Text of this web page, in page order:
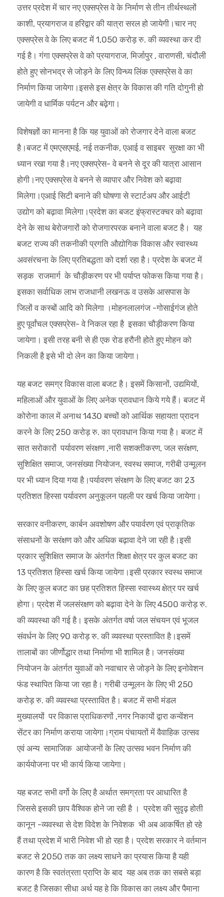
उत्तर प्रदेश में चार नए एक्सप्रेस वे के निर्माण से तीन तीर्थस्थलों
काशी, प्रयागराज व हरिद्वार की यात्रा सरल हो जायेगी।चार नए
एक्सप्रेस वे के लिए बजट में 1,050 करोड़ रु. की व्यवस्था कर दी
गई है। गंगा एक्सप्रेस वे को प्रयागराज, मिर्जापुर , वाराणसी, चंदौली
होते हुए सोनभद्र से जोड़ने के लिए विन्ध्य लिंक एक्सप्रेस वे का
निर्माण किया जायेगा।इससे इस क्षेत्र के विकास की गति दोगुनी हो
जायेगी व धार्मिक पर्यटन और बढ़ेगा।
विशेषज्ञों का मानना है कि यह युवाओं को रोजगार देने वाला बजट
है।बजट में एमएसएमई, नई तकनीक, एआई व साइबर सुरक्षा का भी
ध्यान रखा गया है।नए एक्सप्रेस- वे बनने से दूर की यात्रा आसान
होगी।नए एक्सप्रेस वे बनने से व्यापार और निवेश को बढ़ावा
मिलेगा।एआई सिटी बनाने की घोषणा से स्टार्टअप और आईटी
उद्योग को बढ़ावा मिलेगा।प्रदेश का बजट इंफ्रास्टक्चर को बढ़ावा
देने के साथ बेरोजगारों को रोजगारपरक बनाने वाला बजट है। यह
बजट राज्य की तकनीकी प्रगति औद्योगिक विकास और स्वास्थ्य
अवसंरचना के लिए प्रतिबद्धता को दर्शा रहा है। प्रदेश के बजट में
सड़क राजमार्ग के चौड़ीकरण पर भी पर्याप्त फोकस किया गया है।
इसका सर्वाधिक लाभ राजधानी लखनऊ व उसके आसपास के
जिलों व कस्बों आदि को मिलेगा ।मोहनलालगंज -गोसाईगंज होते
हुए पूर्वांचल एक्सप्रेस- वे निकल रहा है इसका चौड़ीकरण किया
जायेगा। इसी तरह बनी से ही एक रोड हरौनी होते हुए मोहन को
निकली है इसे भी दो लेन का किया जायेगा।
यह बजट समग्र विकास वाला बजट है। इसमें किसानों, उद्यमियों,
महिलाओं और युवाओं के लिए अनेक प्रावधान किये गये हैं। बजट में
कोरोना काल में अनाथ 1430 बच्चों को आर्थिक सहायता प्रादन
करने के लिए 250 करोड़ रु. का प्रावधान किया गया है। बजट में
सात सरोकारों पर्यावरण संरक्षण ,नारी सशक्तीकरण, जल सरंक्षण,
सुशिक्षित समाज, जनसंख्या नियोजन, स्वस्थ समाज, गरीबी उन्मूलन
पर भी ध्यान दिया गया है।पर्यावरण संरक्षण के लिए बजट का 23
प्रतिशत हिस्सा पर्यावरण अनुकूलन पहली पर खर्च किया जायेगा।
सरकार वनीकरण, कार्बन अवशोषण और पयार्वरण एवं प्राकृतिक
संसाधनों के सरंक्षण को और अधिक बढ़ावा देने जा रही है।इसी
प्रकार सुशिक्षित समाज के अंतर्गत शिक्षा क्षेत्र पर कुल बजट का
13 प्रतिशत हिस्सा खर्च किया जायेगा।इसी प्रकार स्वस्थ समाज
के लिए कुल बजट का छह प्रतिशत हिस्सा स्वास्थ्य क्षेत्र पर खर्च
होगा। प्रदेश में जलसंरक्षण को बढ़ावा देने के लिए 4500 करोड़ रु.
की व्यवस्था की गई है। इसके अंतर्गत वर्षा जल संचयन एवं भूजल
संवर्धन के लिए 90 करोड़ रु. की व्यवस्था प्रस्तावित है।इसमें
तालाबों का जीर्णोद्धार तथा निर्माणा भी शामिल है। जनसंख्या
नियोजन के अंतर्गत युवाओं को नवाचार से जोड़ने के लिए इनोवेशन
फंड स्थापित किया जा रहा है। गरीबी उन्मूलन के लिए भी 250
करोड़ रु. की व्यवस्था प्रस्तावित है। बजट में सभी मंडल
मुख्यालयों पर विकास प्राधिकरणों ,नगर निकायों द्वारा कन्वेंशन
सेंटर का निर्माण कराया जायेगा।ग्राम पंचायतों में वैवाहिक उत्सव
एवं अन्य सामाजिक आयोजनों के लिए उत्सव भवन निर्माण की
कार्ययोजना पर भी कार्य किया जायेगा।
यह बजट सभी वर्गो के लिए है अर्थात समग्रता पर आधारित है
जिससे इसकी छाप वैश्विक होने जा रही है । प्रदेश की सुदृढ़ होती
कानून -व्यवस्था से देश विदेश के निवेशक भी अब आकर्षित हो रहे
हैं तथा प्रदेश में भारी निवेश भी हो रहा है। प्रदेश सरकार ने वर्तमान
बजट से 2050 तक का लक्ष्य साधने का प्रयास किया है यही
कारण है कि स्वतंत्रता प्राप्ति के बाद यह अब तक का सबसे बड़ा
बजट है जिसका सीधा अर्थ यह हे कि विकास का लक्ष्य और पैमाना